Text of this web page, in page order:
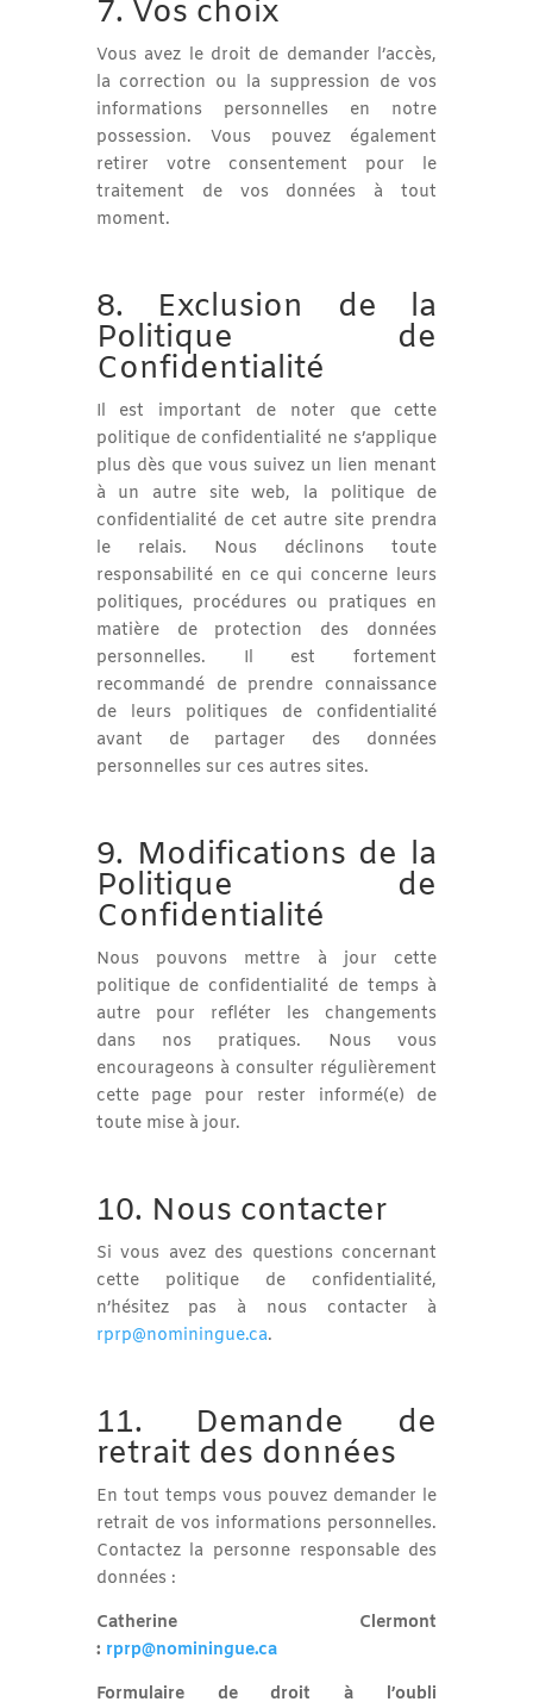
7. Vos choix
Vous avez le droit de demander l’accès,
la correction ou la suppression de vos
informations personnelles en notre
possession. Vous pouvez également
retirer votre consentement pour le
traitement de vos données à tout
moment.
8. Exclusion de la
Politique de
Confidentialité
Il est important de noter que cette
politique de confidentialité ne s’applique
plus dès que vous suivez un lien menant
à un autre site web, la politique de
confidentialité de cet autre site prendra
le relais. Nous déclinons toute
responsabilité en ce qui concerne leurs
politiques, procédures ou pratiques en
matière de protection des données
personnelles. Il est fortement
recommandé de prendre connaissance
de leurs politiques de confidentialité
avant de partager des données
personnelles sur ces autres sites.
9. Modifications de la
Politique de
Confidentialité
Nous pouvons mettre à jour cette
politique de confidentialité de temps à
autre pour refléter les changements
dans nos pratiques. Nous vous
encourageons à consulter régulièrement
cette page pour rester informé(e) de
toute mise à jour.
10. Nous contacter
Si vous avez des questions concernant
cette politique de confidentialité,
n’hésitez pas à nous contacter à
rprp@nominingue.ca.
11. Demande de
retrait des données
En tout temps vous pouvez demander le
retrait de vos informations personnelles.
Contactez la personne responsable des
données :
Catherine Clermont
: rprp@nominingue.ca
Formulaire de droit à l’oubli